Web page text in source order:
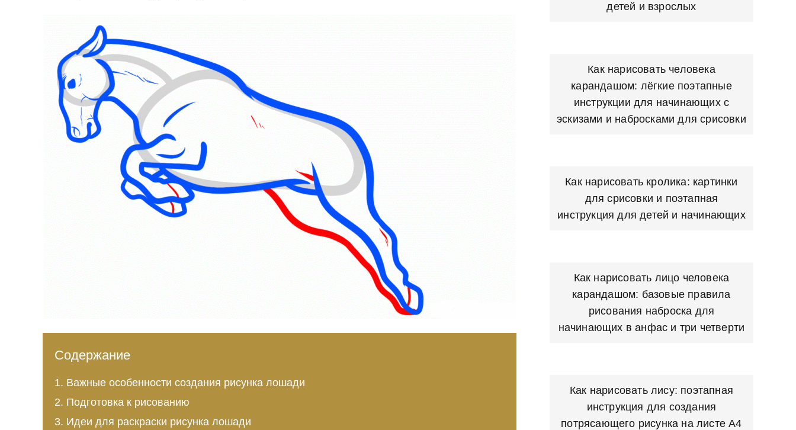
Содержание
Важные особенности создания рисунка лошади
Подготовка к рисованию
Идеи для раскраски рисунка лошади
детей и взрослых
Как нарисовать человека
карандашом: лёгкие поэтапные
инструкции для начинающих с
эскизами и набросками для срисовки
Как нарисовать кролика: картинки
для срисовки и поэтапная
инструкция для детей и начинающих
Как нарисовать лицо человека
карандашом: базовые правила
рисования наброска для
начинающих в анфас и три четверти
Как нарисовать лису: поэтапная
инструкция для создания
потрясающего рисунка на листе А4